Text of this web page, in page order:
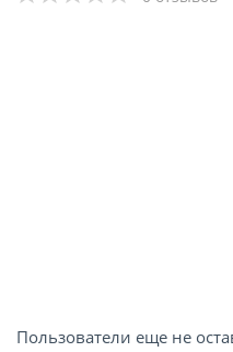
Пользователи еще не